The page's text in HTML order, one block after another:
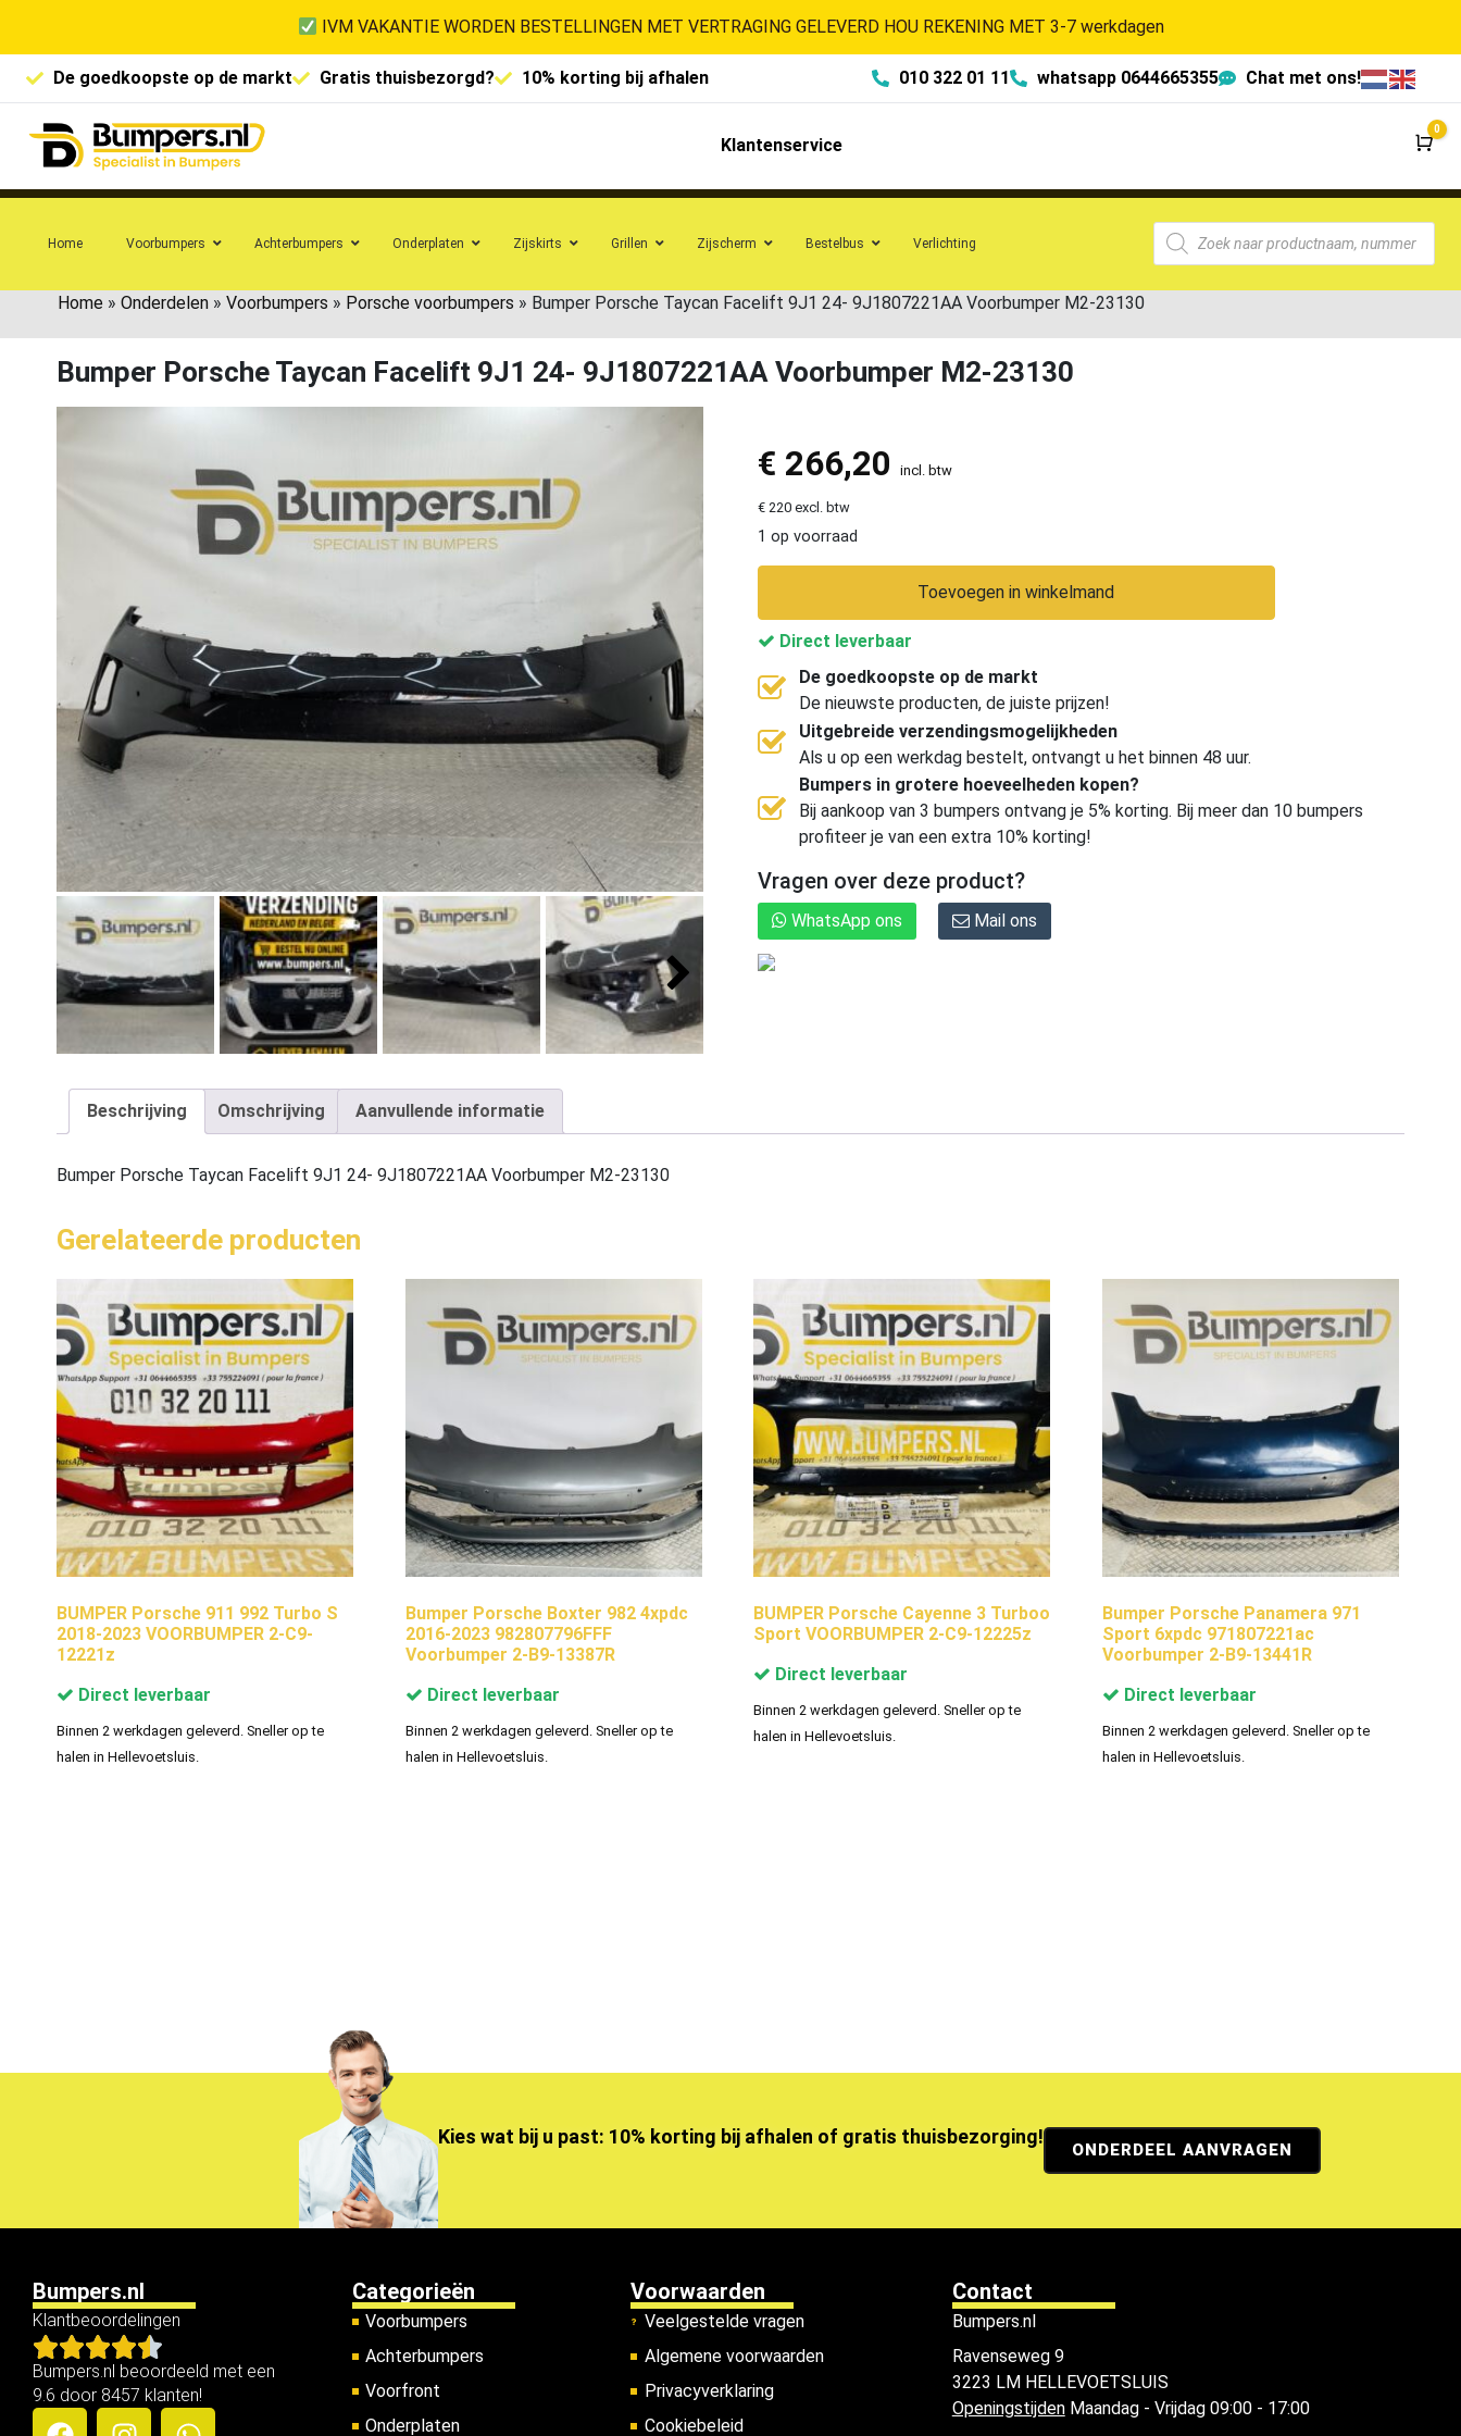
IVM VAKANTIE WORDEN BESTELLINGEN MET VERTRAGING GELEVERD HOU REKENING MET 3-7 werkdagen
De goedkoopste op de markt Gratis thuisbezorgd? 10% korting bij afhalen 010 322 01 11 whatsapp 0644665355 Chat met ons!
Klantenservice
0
Home Voorbumpers Achterbumpers Onderplaten Zijskirts Grillen Zijscherm Bestelbus Verlichting
Home » Onderdelen » Voorbumpers » Porsche voorbumpers » Bumper Porsche Taycan Facelift 9J1 24- 9J1807221AA Voorbumper M2-23130
Bumper Porsche Taycan Facelift 9J1 24- 9J1807221AA Voorbumper M2-23130
€ 266,20 incl. btw
€ 220 excl. btw
1 op voorraad
Toevoegen in winkelmand
Direct leverbaar
De goedkoopste op de markt
De nieuwste producten, de juiste prijzen!
Uitgebreide verzendingsmogelijkheden
Als u op een werkdag bestelt, ontvangt u het binnen 48 uur.
Bumpers in grotere hoeveelheden kopen?
Bij aankoop van 3 bumpers ontvang je 5% korting. Bij meer dan 10 bumpers
profiteer je van een extra 10% korting!
Vragen over deze product?
WhatsApp ons Mail ons
Beschrijving Omschrijving Aanvullende informatie
Bumper Porsche Taycan Facelift 9J1 24- 9J1807221AA Voorbumper M2-23130
Gerelateerde producten
BUMPER Porsche 911 992 Turbo S
2018-2023 VOORBUMPER 2-C9-
12221z
Direct leverbaar
Binnen 2 werkdagen geleverd. Sneller op te
halen in Hellevoetsluis.
Bumper Porsche Boxter 982 4xpdc
2016-2023 982807796FFF
Voorbumper 2-B9-13387R
Direct leverbaar
Binnen 2 werkdagen geleverd. Sneller op te
halen in Hellevoetsluis.
BUMPER Porsche Cayenne 3 Turboo
Sport VOORBUMPER 2-C9-12225z
Direct leverbaar
Binnen 2 werkdagen geleverd. Sneller op te
halen in Hellevoetsluis.
Bumper Porsche Panamera 971
Sport 6xpdc 971807221ac
Voorbumper 2-B9-13441R
Direct leverbaar
Binnen 2 werkdagen geleverd. Sneller op te
halen in Hellevoetsluis.
Kies wat bij u past: 10% korting bij afhalen of gratis thuisbezorging!
ONDERDEEL AANVRAGEN
Bumpers.nl
Klantbeoordelingen
Bumpers.nl beoordeeld met een
9.6 door 8457 klanten!
Categorieën
Voorbumpers
Achterbumpers
Voorfront
Onderplaten
Voorwaarden
Veelgestelde vragen
Algemene voorwaarden
Privacyverklaring
Cookiebeleid
Contact
Bumpers.nl
Ravenseweg 9
3223 LM HELLEVOETSLUIS
OpeningstijdenMaandag - Vrijdag 09:00 - 17:00